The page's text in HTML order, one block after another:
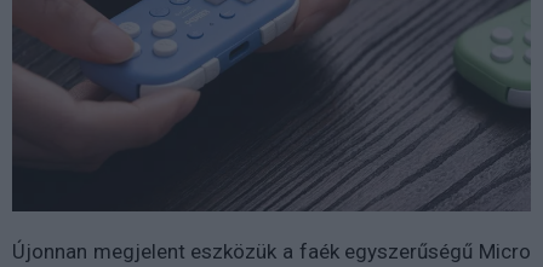
Újonnan megjelent eszközük a faék egyszerűségű Micro